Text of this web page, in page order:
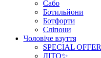
Сабо
Ботильйони
Ботфорти
Сліпони
Чоловіче взуття
SPECIAL OFFER
ЛІТО✨